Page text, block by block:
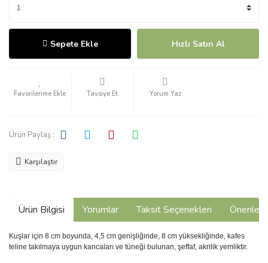
Sepete Ekle Hızlı Satın Al
Tavsiye Et Yorum Yaz
Ürün Paylaş :
Karşılaştır
Ürün Bilgisi Yorumlar Taksit Seçenekleri
Kuşlar için 8 cm boyunda, 4,5 cm genişliğinde, 8 cm yüksekliğinde, kafes
teline takılmaya uygun kancaları ve tüneği bulunan, şeffaf, akrilik yemliktir.